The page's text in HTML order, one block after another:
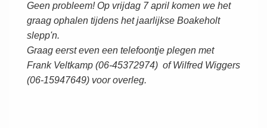
Geen probleem! Op vrijdag 7 april komen we het
graag ophalen tijdens het jaarlijkse Boakeholt
slepp'n.
Graag eerst even een telefoontje plegen met
Frank Veltkamp (06-45372974) of Wilfred Wiggers
(06-15947649) voor overleg.